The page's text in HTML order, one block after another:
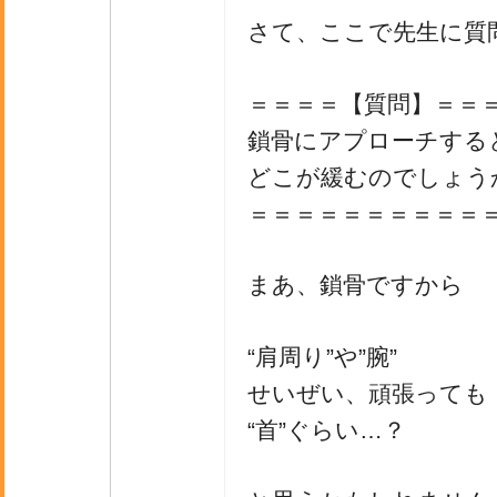
さて、ここで先生に質
＝＝＝＝【質問】＝＝
鎖骨にアプローチする
どこが緩むのでしょう
＝＝＝＝＝＝＝＝＝＝
まあ、鎖骨ですから
“肩周り”や”腕”
せいぜい、頑張っても
“首”ぐらい…？